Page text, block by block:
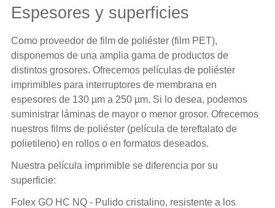
Espesores y superficies
Como proveedor de film de poliéster (film PET),
disponemos de una amplia gama de productos de
distintos grosores. Ofrecemos películas de poliéster
imprimibles para interruptores de membrana en
espesores de 130 µm a 250 µm. Si lo desea, podemos
suministrar láminas de mayor o menor grosor. Ofrecemos
nuestros films de poliéster (película de tereftalato de
polietileno) en rollos o en formatos deseados.
Nuestra película imprimible se diferencia por su
superficie:
Folex GO HC NQ - Pulido cristalino, resistente a los